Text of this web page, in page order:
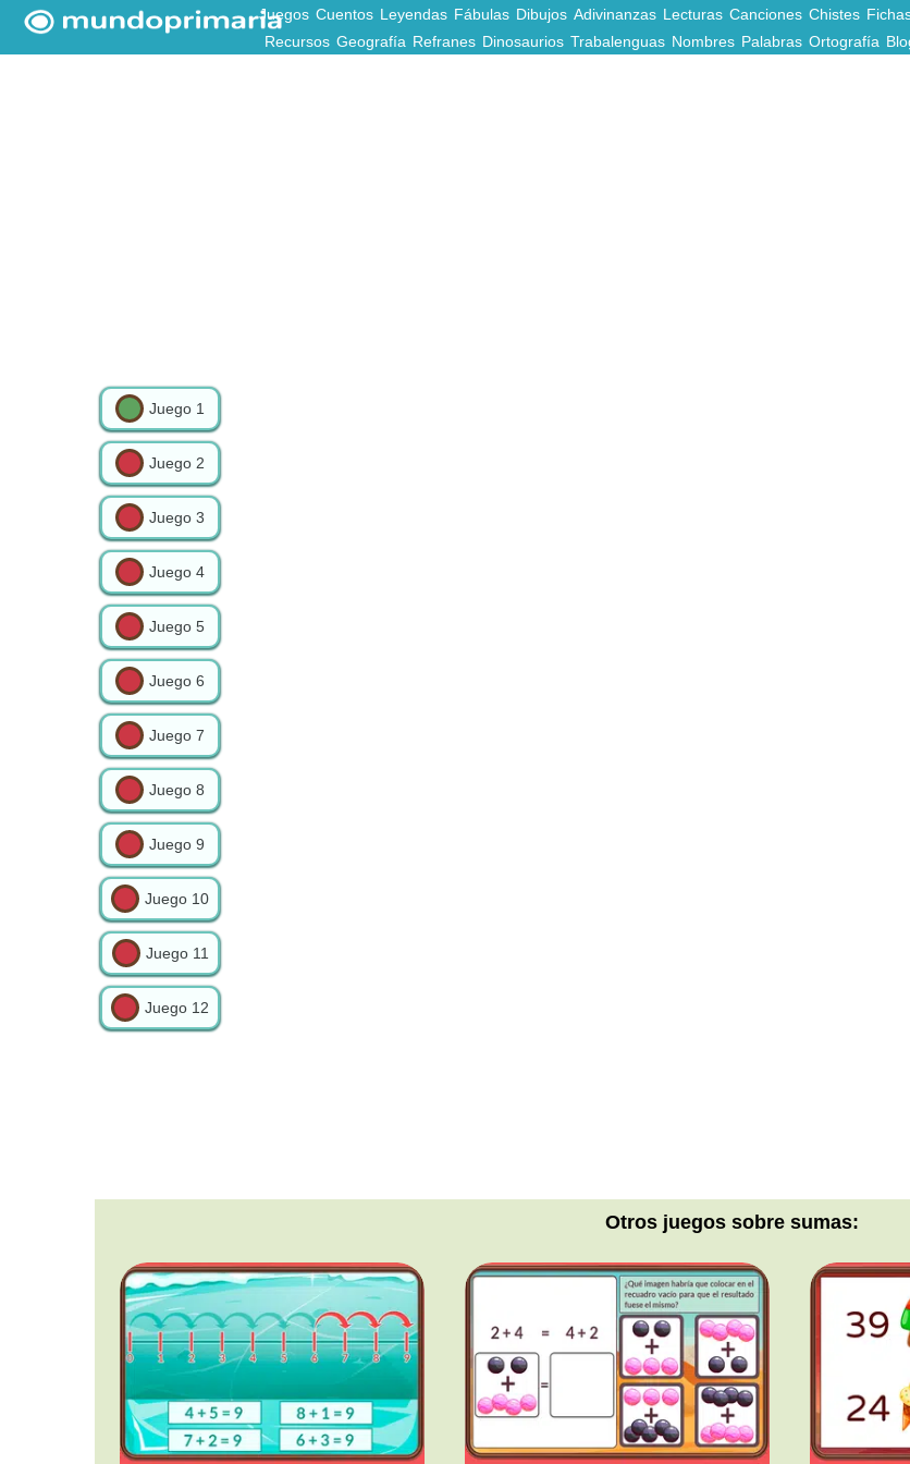
Juegos Cuentos Leyendas Fábulas Dibujos Adivinanzas Lecturas Canciones Chistes
Recursos Geografía Refranes Dinosaurios Trabalenguas Nombres Palabras Ortografía
Juego 1
Juego 2
Juego 3
Juego 4
Juego 5
Juego 6
Juego 7
Juego 8
Juego 9
Juego 10
Juego 11
Juego 12
Otros juegos sobre sumas: